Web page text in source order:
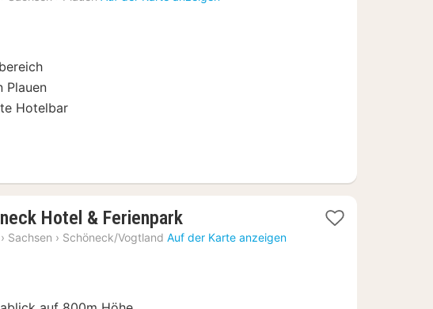
Plauen
Hotelbar
Hotel & Ferienpark2
Nächte
› Sachsen › Schöneck/Vogtland Auf der Karte anzeigen